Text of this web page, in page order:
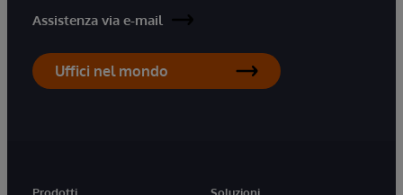
Assistenza via e-mail
Uffici nel mondo
Prodotti
Soluzioni